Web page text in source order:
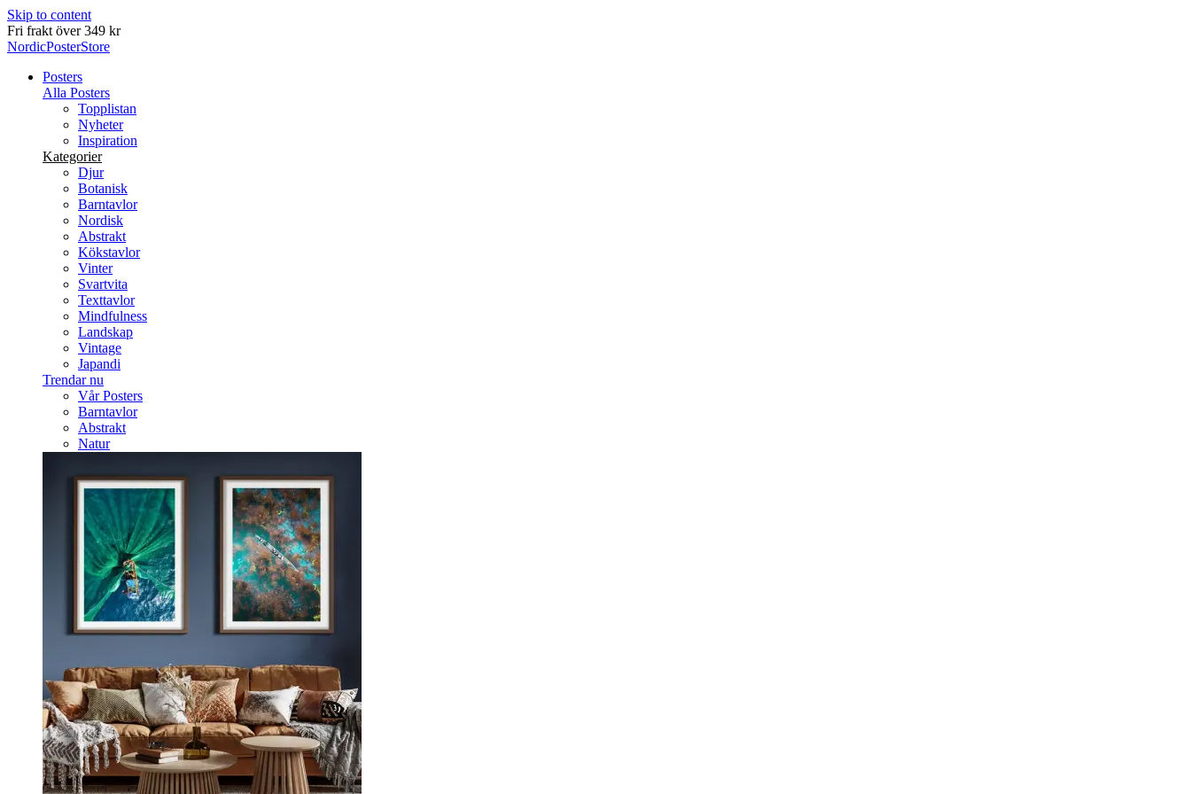
Skip to content
Fri frakt över 349 kr
NordicPosterStore
Posters
Alla Posters
Topplistan
Nyheter
Inspiration
Kategorier
Djur
Botanisk
Barntavlor
Nordisk
Abstrakt
Kökstavlor
Vinter
Svartvita
Texttavlor
Mindfulness
Landskap
Vintage
Japandi
Trendar nu
Vår Posters
Barntavlor
Abstrakt
Natur